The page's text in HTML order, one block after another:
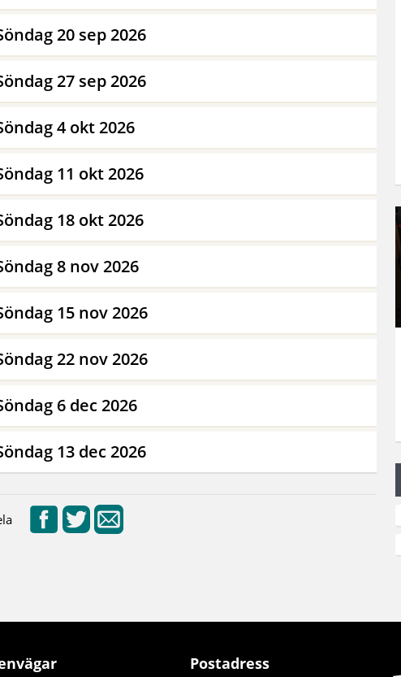
20 sep 2026
27 sep 2026
4 okt 2026
11 okt 2026
18 okt 2026
8 nov 2026
15 nov 2026
22 nov 2026
6 dec 2026
13 dec 2026
Postadress